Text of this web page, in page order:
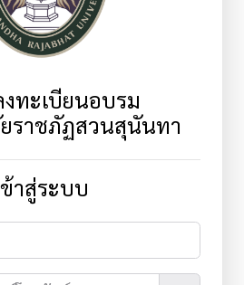
ทะเบียนอบรม
ราชภัฏสวนสุนันทา
ข้าสู่ระบบ